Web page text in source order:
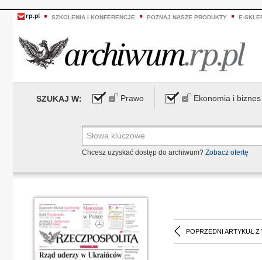
SZKOLENIA I KONFERENCJE POZNAJ NASZE PRODUKTY E-
SZUKAJ W: Prawo Ekonomia i biznes
Chcesz uzyskać dostęp do archiwum? Zobacz ofertę
POPRZEDNI ARTYKUŁ Z